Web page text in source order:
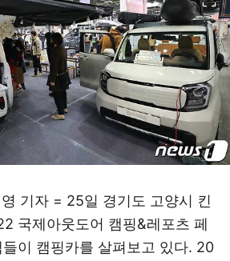
기자 = 25일 경기도 고양시 킨
국제아웃도어 캠핑&레포츠 페
이 캠핑카를 살펴보고 있다. 20